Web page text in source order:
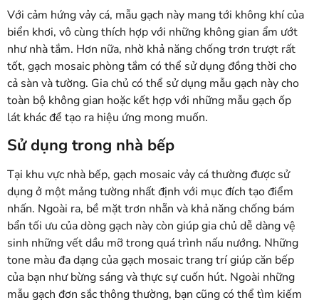
Với cảm hứng vảy cá, mẫu gạch này mang tới không khí của
biển khơi, vô cùng thích hợp với những không gian ẩm ướt
như nhà tắm. Hơn nữa, nhờ khả năng chống trơn trượt rất
tốt, gạch mosaic phòng tắm có thể sử dụng đồng thời cho
cả sàn và tường. Gia chủ có thể sử dụng mẫu gạch này cho
toàn bộ không gian hoặc kết hợp với những mẫu gạch ốp
lát khác để tạo ra hiệu ứng mong muốn.
Sử dụng trong nhà bếp
Tại khu vực nhà bếp, gạch mosaic vảy cá thường được sử
dụng ở một mảng tường nhất định với mục đích tạo điểm
nhấn. Ngoài ra, bề mặt trơn nhẵn và khả năng chống bám
bẩn tối ưu của dòng gạch này còn giúp gia chủ dễ dàng vệ
sinh những vết dầu mỡ trong quá trình nấu nướng. Những
tone màu đa dạng của gạch mosaic trang trí giúp căn bếp
của bạn như bừng sáng và thực sự cuốn hút. Ngoài những
mẫu gạch đơn sắc thông thường, bạn cũng có thể tìm kiếm